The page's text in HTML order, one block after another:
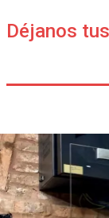
Déjanos